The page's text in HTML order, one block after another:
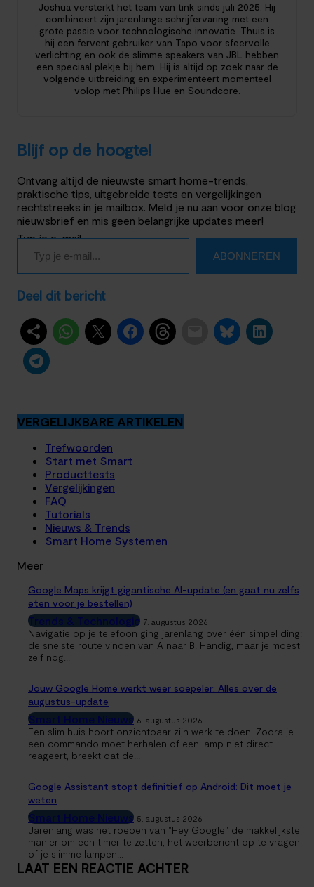
Joshua versterkt het team van tink sinds juli 2025. Hij
combineert zijn jarenlange schrijfervaring met een
grote passie voor technologische innovatie. Thuis is
hij een fervent gebruiker van Tapo voor sfeervolle
verlichting en ook de slimme speakers van JBL hebben
een speciaal plekje bij hem. Hij is altijd op zoek naar de
volgende uitbreiding en experimenteert momenteel
volop met Philips Hue en Soundcore.
Blijf op de hoogte!
Ontvang altijd de nieuwste smart home-trends,
praktische tips, uitgebreide tests en vergelijkingen
rechtstreeks in je mailbox. Meld je nu aan voor onze blog
nieuwsbrief en mis geen belangrijke updates meer!
Typ je e-mail…
ABONNEREN
Deel dit bericht
VERGELIJKBARE ARTIKELEN
Trefwoorden
Start met Smart
Producttests
Vergelijkingen
FAQ
Tutorials
Nieuws & Trends
Smart Home Systemen
Meer
Google Maps krijgt gigantische AI-update (en gaat nu zelfs
eten voor je bestellen)
Trends & Technologie 7. augustus 2026
Navigatie op je telefoon ging jarenlang over één simpel ding:
de snelste route vinden van A naar B. Handig, maar je moest
zelf nog...
Jouw Google Home werkt weer soepeler: Alles over de
augustus-update
Smart Home Nieuws 6. augustus 2026
Een slim huis hoort onzichtbaar zijn werk te doen. Zodra je
een commando moet herhalen of een lamp niet direct
reageert, breekt dat de...
Google Assistant stopt definitief op Android: Dit moet je
weten
Smart Home Nieuws 5. augustus 2026
Jarenlang was het roepen van "Hey Google" de makkelijkste
manier om een timer te zetten, het weerbericht op te vragen
of je slimme lampen...
LAAT EEN REACTIE ACHTER